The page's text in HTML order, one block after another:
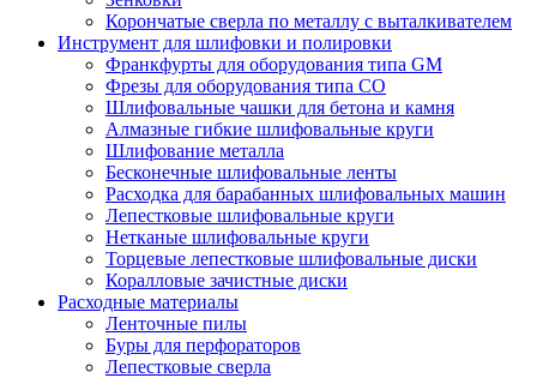
Корончатые сверла по металлу c выталкивателем
Инструмент для шлифовки и полировки
Франкфурты для оборудования типа GM
Фрезы для оборудования типа СО
Шлифовальные чашки для бетона и камня
Алмазные гибкие шлифовальные круги
Шлифование металла
Бесконечные шлифовальные ленты
Расходка для барабанных шлифовальных машин
Лепестковые шлифовальные круги
Нетканые шлифовальные круги
Торцевые лепестковые шлифовальные диски
Коралловые зачистные диски
Расходные материалы
Ленточные пилы
Буры для перфораторов
Лепестковые сверла